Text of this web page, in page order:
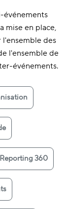
événements
mise en place,
l'ensemble des
l'ensemble de
événements.
Reporting 360